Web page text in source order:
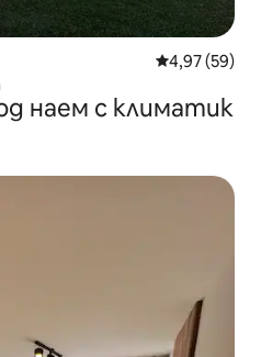
Средна
4,97 (59)
наем с климатик